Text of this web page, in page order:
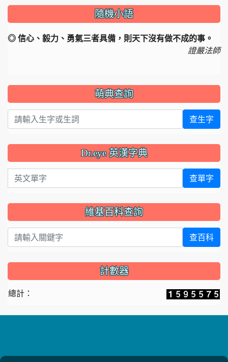
隨機小語
◎ 信心、毅力、勇氣三者具備，則天下沒有做不成的事。
證嚴法師
萌典查詢
查生字
Dr.eye 英漢字典
英文單字 查單字
維基百科查詢
查百科
計數器
總計：